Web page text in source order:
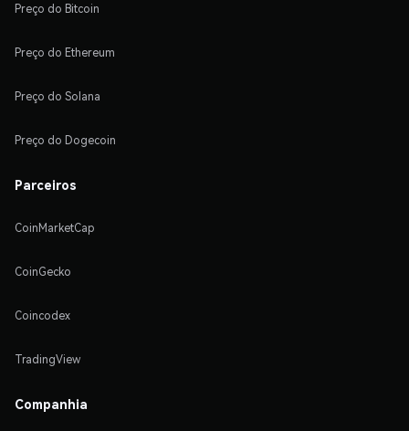
Preço do Bitcoin
Preço do Ethereum
Preço do Solana
Preço do Dogecoin
Parceiros
CoinMarketCap
CoinGecko
Coincodex
TradingView
Companhia